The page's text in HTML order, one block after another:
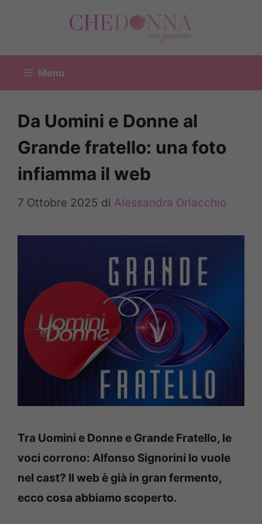
Menu
Da Uomini e Donne al
Grande fratello: una foto
infiamma il web
7 Ottobre 2025 di Alessandra Orlacchio
Tra Uomini e Donne e Grande Fratello, le
voci corrono: Alfonso Signorini lo vuole
nel cast? Il web è già in gran fermento,
ecco cosa abbiamo scoperto.